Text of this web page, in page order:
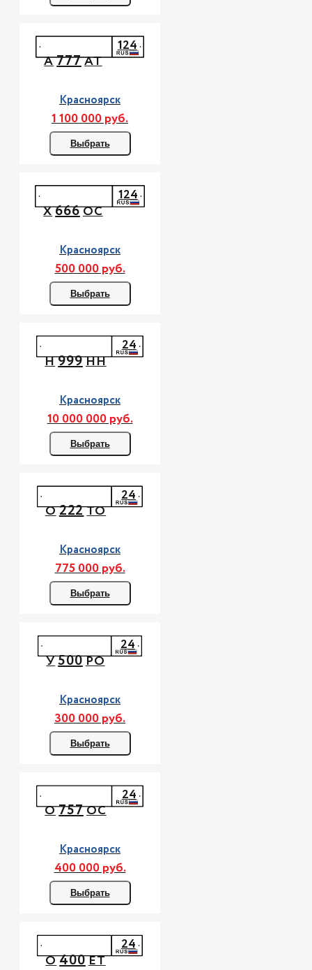
А777АТ
124
Красноярск
1 100 000 руб.
Выбрать
Х666ОС
124
Красноярск
500 000 руб.
Выбрать
Н999НН
24
Красноярск
10 000 000 руб.
Выбрать
О222ТО
24
Красноярск
775 000 руб.
Выбрать
У500РО
24
Красноярск
300 000 руб.
Выбрать
О757ОС
24
Красноярск
400 000 руб.
Выбрать
О400ЕТ
24